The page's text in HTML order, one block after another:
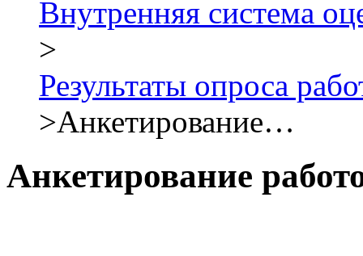
Внутренняя система
>
Результаты опроса
>Анкетирование…
Анкетирование